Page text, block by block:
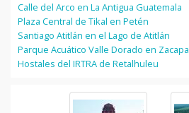
Calle del Arco en La Antigua Guatemala
Plaza Central de Tikal en Petén
Santiago Atitlán en el Lago de Atitlán
Parque Acuático Valle Dorado en Zacapa
Hostales del IRTRA de Retalhuleu